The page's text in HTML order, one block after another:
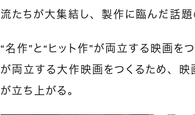
流たちが大集結し、製作に臨んだ話題
“名作”と“ヒット作”が両立する映画を
が両立する大作映画をつくるため、
が立ち上がる。